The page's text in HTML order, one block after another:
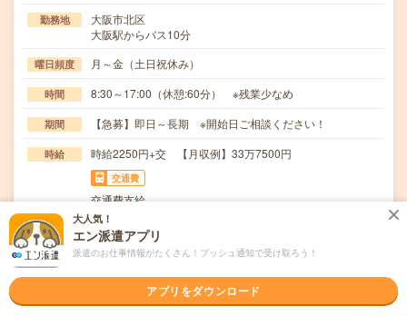
勤務地
大阪市北区
大阪駅からバス10分
曜日頻度 月～金（土日祝休み）
時間 8:30～17:00（休憩:60分） ※残業少なめ
期間 【急募】即日～長期 ※開始日ご相談ください！
時給 時給2250円+交 【月収例】33万7500円
交通費
交通費支給
仕事内容
＊メーカーSAP周辺システム SE兼運用・保守＊(1)依頼
対応データ（不備、不具合）の入力依頼対応周…
応募資格
運用・保守経験。SEとしての開発経験（.Net系が望まし
い）(1)顧客と会話して、物事を進めて行け…
大人気！
エン派遣アプリ
派遣のお仕事情報がたくさん！プッシュ通知で受け取ろう！
アプリをダウンロード